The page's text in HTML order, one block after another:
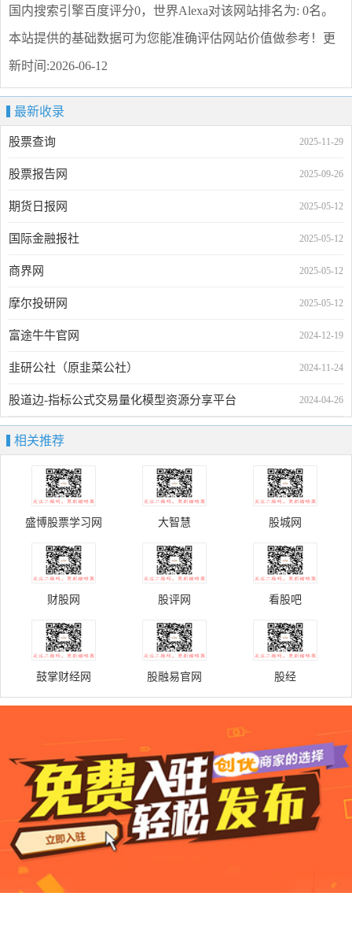
国内搜索引擎百度评分0，世界Alexa对该网站排名为: 0名。
本站提供的基础数据可为您能准确评估网站价值做参考！ 更
新时间:2026-06-12
最新收录
2025-11-29
股票查询
2025-09-26
股票报告网
2025-05-12
期货日报网
2025-05-12
国际金融报社
2025-05-12
商界网
2025-05-12
摩尔投研网
2024-12-19
富途牛牛官网
2024-11-24
韭研公社（原韭菜公社）
2024-04-26
股道边-指标公式交易量化模型资源分享平台
相关推荐
盛博股票学习网 大智慧 股城网
财股网 股评网 看股吧
鼓掌财经网 股融易官网 股经